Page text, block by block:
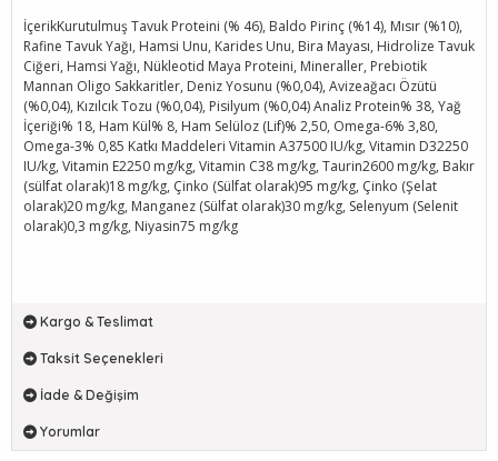
İçerikKurutulmuş Tavuk Proteini (% 46), Baldo Pirinç (%14), Mısır (%10),
Rafine Tavuk Yağı, Hamsi Unu, Karides Unu, Bira Mayası, Hidrolize Tavuk
Ciğeri, Hamsi Yağı, Nükleotid Maya Proteini, Mineraller, Prebiotik
Mannan Oligo Sakkaritler, Deniz Yosunu (%0,04), Avizeağacı Özütü
(%0,04), Kızılcık Tozu (%0,04), Pisilyum (%0,04) Analiz Protein% 38, Yağ
İçeriği% 18, Ham Kül% 8, Ham Selüloz (Lif)% 2,50, Omega-6% 3,80,
Omega-3% 0,85 Katkı Maddeleri Vitamin A37500 IU/kg, Vitamin D32250
IU/kg, Vitamin E2250 mg/kg, Vitamin C38 mg/kg, Taurin2600 mg/kg, Bakır
(sülfat olarak)18 mg/kg, Çinko (Sülfat olarak)95 mg/kg, Çinko (Şelat
olarak)20 mg/kg, Manganez (Sülfat olarak)30 mg/kg, Selenyum (Selenit
olarak)0,3 mg/kg, Niyasin75 mg/kg
Kargo & Teslimat
Taksit Seçenekleri
İade & Değişim
Yorumlar